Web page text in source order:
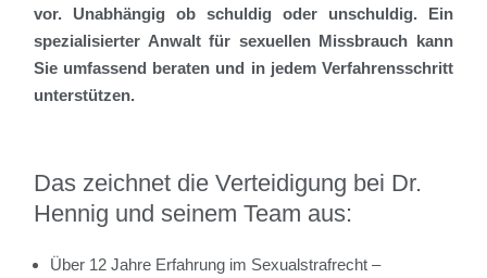
vor. Unabhängig ob schuldig oder unschuldig. Ein
spezialisierter Anwalt für sexuellen Missbrauch kann
Sie umfassend beraten und in jedem Verfahrensschritt
unterstützen.
Das zeichnet die Verteidigung bei Dr.
Hennig und seinem Team aus:
Über 12 Jahre Erfahrung im Sexualstrafrecht –